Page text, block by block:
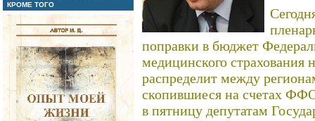
КРОМЕ ТОГО
поправки в бюджет
медицинского страхования
распределит между
скопившиеся на счетах
в пятницу депутатам